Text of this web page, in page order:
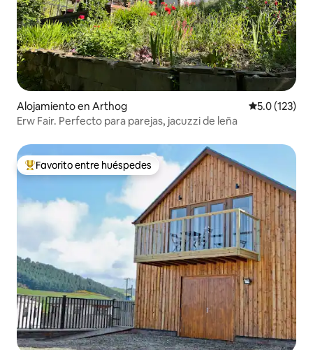
Alojamiento en Arthog Calificación
5.0 (123)
Erw Fair. Perfecto para parejas, jacuzzi de leña
Favorito entre huéspedes preferido
Favorito entre huéspedes